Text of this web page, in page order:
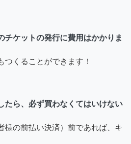
チケットの発行に費用はかかりま
つくることができます！
たら、必ず買わなくてはいけない
様の前払い決済）前であれば、キ